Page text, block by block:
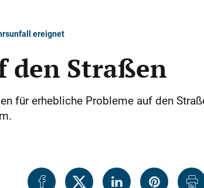
ereignet
den Straßen
für erhebliche Probleme auf den